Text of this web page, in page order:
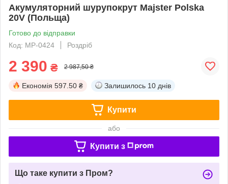
Акумуляторний шурупокрут Majster Polska
20V (Польща)
Готово до відправки
Код: MP-0424
Роздріб
2 390 ₴ 2 987,50 ₴
Економія 597.50 ₴ Залишилось 10 днів
Купити
або
Купити з
Що таке купити з Пром?